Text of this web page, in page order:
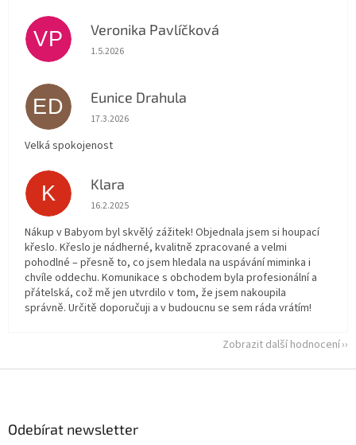
VP Veronika Pavlíčková
Hodnocení obchodu je 5 z 5 hvězdiček.
1.5.2026
ED Eunice Drahula
Hodnocení obchodu je 5 z 5 hvězdiček.
17.3.2026
Velká spokojenost
K Klara
Hodnocení obchodu je 5 z 5 hvězdiček.
16.2.2025
Nákup v Babyom byl skvělý zážitek! Objednala jsem si houpací
křeslo. Křeslo je nádherné, kvalitně zpracované a velmi
pohodlné – přesně to, co jsem hledala na uspávání miminka i
chvíle oddechu. Komunikace s obchodem byla profesionální a
přátelská, což mě jen utvrdilo v tom, že jsem nakoupila
správně. Určitě doporučuji a v budoucnu se sem ráda vrátím!
Zobrazit další hodnocení
Odebírat newsletter